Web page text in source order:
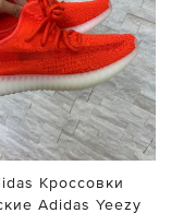
Кроссовки
Adidas Yeezy